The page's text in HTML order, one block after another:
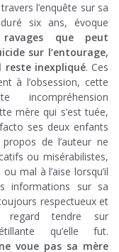
l’enquête sur sa
six ans, évoque
que peut
sur l’entourage,
inexpliqué. Ces
à l’obsession, cette
incompréhension
mère qui s’est tuée,
ses deux enfants
de l’auteur ne
ou misérabilistes,
mal à l’aise lorsqu’il
informations sur sa
respectueux et
tendre sur
qu’elle fut.
voue pas sa mère